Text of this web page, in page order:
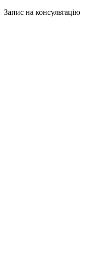
Запис на консультацію